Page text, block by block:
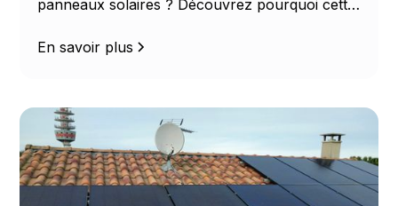
panneaux solaires ? Découvrez pourquoi cette
facture d'électricité en Occitanie.
En savoir plus